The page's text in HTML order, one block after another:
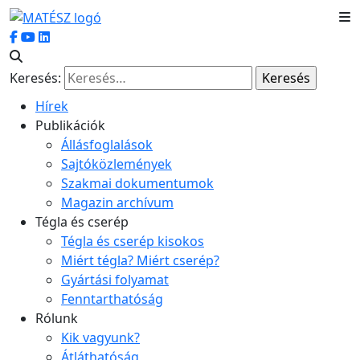
Keresés:
Hírek
Publikációk
Állásfoglalások
Sajtóközlemények
Szakmai dokumentumok
Magazin archívum
Tégla és cserép
Tégla és cserép kisokos
Miért tégla? Miért cserép?
Gyártási folyamat
Fenntarthatóság
Rólunk
Kik vagyunk?